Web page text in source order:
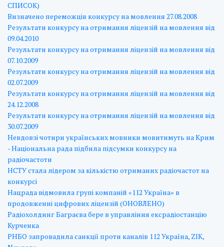
СПИСОК)
Визначено переможців конкурсу на мовлення 27.08.2008
Результати конкурсу на отримання ліцензій на мовлення вiд
09.04.2010
Результати конкурсу на отримання ліцензій на мовлення вiд
07.10.2009
Результати конкурсу на отримання ліцензій на мовлення вiд
02.07.2009
Результати конкурсу на отримання ліцензій на мовлення вiд
24.12.2008
Результати конкурсу на отримання ліцензій на мовлення вiд
30.07.2009
Невдовзі чотири українських мовники мовитимуть на Крим
- Національна рада підбила підсумки конкурсу на
радіочастоти
НСТУ стала лідером за кількістю отриманих радіочастот на
конкурсі
Нацрада відмовила групі компаній «112 Україна» в
продовженні цифрових ліцензій (ОНОВЛЕНО)
Радіохолдинг Баграєва бере в управління ексрадіостанцію
Курченка
РНБО запровадила санкції проти каналів 112 Україна, ZIK,